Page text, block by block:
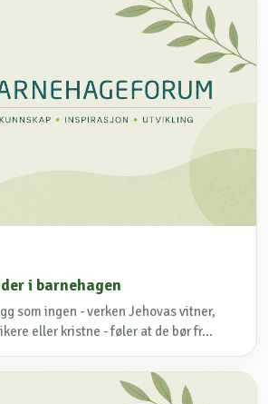
i barnehagen
som ingen - verken Jehovas vitner,
eller kristne - føler at de bør fr...